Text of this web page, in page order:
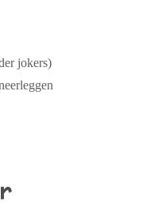
jokers)